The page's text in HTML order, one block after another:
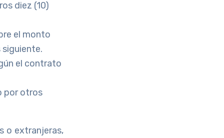
diez (10)
el monto
siguiente.
el contrato
por otros
o extranjeras,